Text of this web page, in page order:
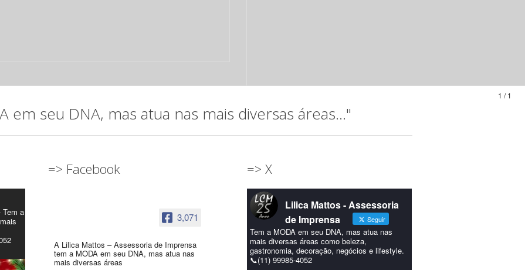
1 / 1
em seu DNA, mas atua nas mais diversas áreas..."
Tem a
=> Facebook
3,071
A Lilica Mattos – Assessoria de Imprensa
tem a MODA em seu DNA, mas atua nas
mais diversas áreas
=> X
Lilica Mattos - Assessoria
de Imprensa
Seguir
Tem a MODA em seu DNA, mas atua nas
mais diversas áreas como beleza,
gastronomia, decoração, negócios e lifestyle.
📞(11) 99985-4052